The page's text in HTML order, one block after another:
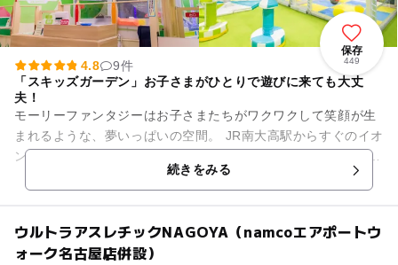
保存
449
4.8
9件
「スキッズガーデン」お子さまがひとりで遊びに来ても大丈
夫！
モーリーファンタジーはお子さまたちがワクワクして笑顔が生
まれるような、夢いっぱいの空間。 JR南大高駅からすぐのイオ
ン大高に出店しています。 ショッピングセンター内の身近な遊
続きをみる
ウルトラアスレチックNAGOYA（namcoエアポートウ
ォーク名古屋店併設）